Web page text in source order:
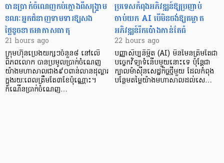
បានប្រាក់ចំណេញកប់ក្តោងពីសង្គ្រាម
ខណៈអ្នកជំនាញទាមទារឱ្យសង
ថ្លៃខូចខាតអាកាសធាតុ
21 hours ago
ក្រុមហ៊ុនប្រេងយក្សៗចំនួន៨ នៅលើ
ពិភពលោក បានប្រមូលប្រាក់ចំណេញ
យ៉ាងមហាសាលជាង៩០ពាន់លានដុល្លារ
ក្នុងរយៈពេលត្រឹមតែ៣ខែប៉ុណ្ណោះ។
កំណើនប្រាក់ចំណេញ…
ប្រទេសកំពុងអភិវឌ្ឍន៍ឱ្យប្រញាប់
ចាប់យក AI បើមិនចង់ឱ្យគម្លាត
អភិវឌ្ឍន៍រីកប៉ោងកាន់តែធំ
22 hours ago
បញ្ញាសិប្បនិម្មិត (AI) មិនមែនត្រឹមតែជា
បច្ចេកវិទ្យាទំនើបមួយនោះទេ ប៉ុន្តែជា
ក្បាលម៉ាស៊ីនសេដ្ឋកិច្ចថ្មីមួយ ដែលកំពុង
បន្ថែមតម្លៃយ៉ាងមហាសាលដល់សេ…